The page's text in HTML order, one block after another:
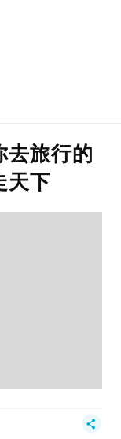
去旅行的
天下